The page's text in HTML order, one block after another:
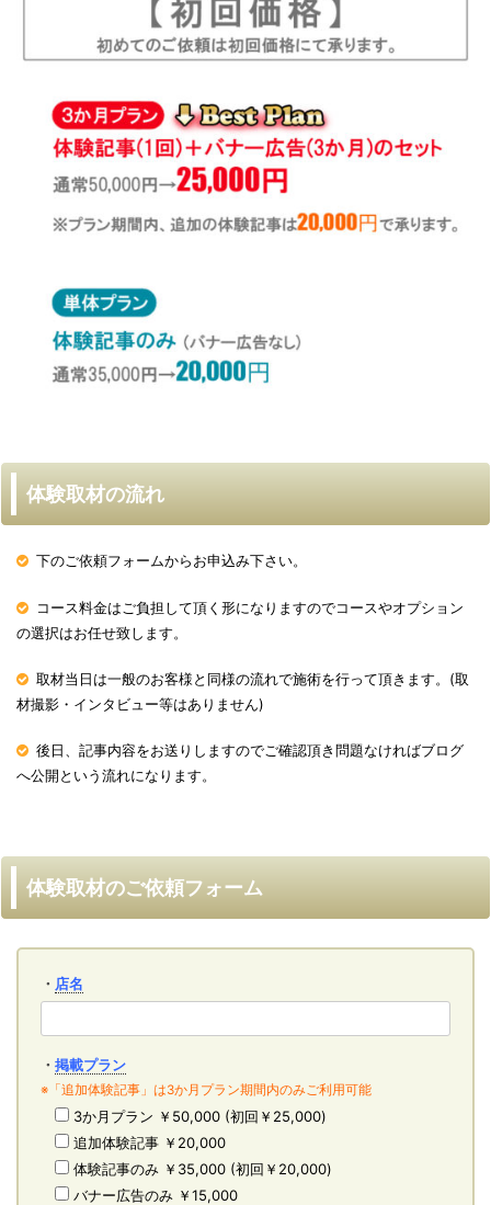
体験取材の流れ
下のご依頼フォームからお申込み下さい。
コース料金はご負担して頂く形になりますのでコースやオプション
の選択はお任せ致します。
取材当日は一般のお客様と同様の流れで施術を行って頂きます。(取
材撮影・インタビュー等はありません)
後日、記事内容をお送りしますのでご確認頂き問題なければブログ
へ公開という流れになります。
体験取材のご依頼フォーム
・ 店名
・ 掲載プラン
※「追加体験記事」は3か月プラン期間内のみご利用可能
3か月プラン ￥50,000 (初回￥25,000)
追加体験記事 ￥20,000
体験記事のみ ￥35,000 (初回￥20,000)
バナー広告のみ ￥15,000